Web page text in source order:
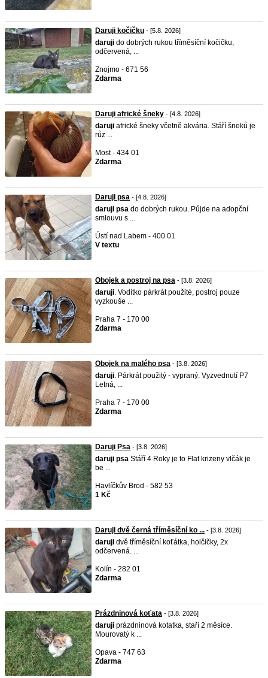
Daruji kočičku - [5.8. 2026]
daruji do dobrých rukou tříměsíční kočičku,
odčervená, ...
Znojmo - 671 56
Zdarma
Daruji africké šneky - [4.8. 2026]
daruji africké šneky včetně akvária. Stáří šneků je
růz ...
Most - 434 01
Zdarma
Daruji psa - [4.8. 2026]
daruji psa do dobrých rukou. Půjde na adopční
smlouvu s ...
Ústí nad Labem - 400 01
V textu
Obojek a postroj na psa - [3.8. 2026]
daruji. Vodítko párkrát použité, postroj pouze
vyzkouše ...
Praha 7 - 170 00
Zdarma
Obojek na malého psa - [3.8. 2026]
daruji. Párkrát použitý - vypraný. Vyzvednutí P7
Letná, ...
Praha 7 - 170 00
Zdarma
Daruji Psa - [3.8. 2026]
daruji psa Stáří 4 Roky je to Flat krizeny vlčák je
be ...
Havlíčkův Brod - 582 53
1 Kč
Daruji dvě černá tříměsíční ko ... - [3.8. 2026]
daruji dvě tříměsíční koťátka, holčičky, 2x
odčervená. ...
Kolín - 282 01
Zdarma
Prázdninová koťata - [3.8. 2026]
daruji prázdninová kotatka, staří 2 měsíce.
Mourovatý k ...
Opava - 747 63
Zdarma